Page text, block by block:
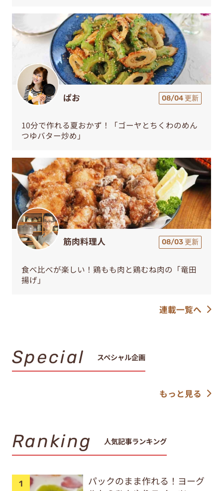
ぱお 08/04 更新
10分で作れる夏おかず！「ゴーヤとちくわのめん
つゆバター炒め」
筋肉料理人 08/03 更新
食べ比べが楽しい！鶏もも肉と鶏むね肉の「竜田
揚げ」
連載一覧へ
Special スペシャル企画
もっと見る
Ranking 人気記事ランキング
パックのまま作れる！ヨーグ